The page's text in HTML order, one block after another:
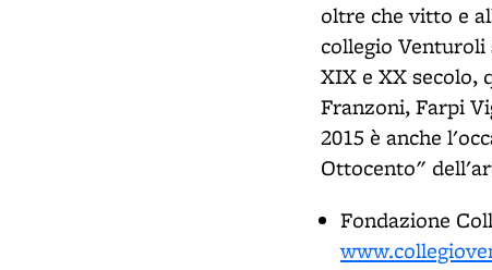
oltre che vitto e
collegio
XIX e XX secolo,
Franzoni, Farpi
2015 è anche
Ottocento"
Fondazione